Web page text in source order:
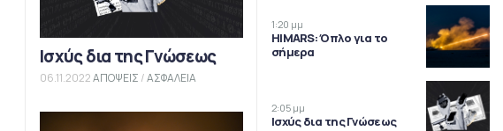
Ισχύς δια της Γνώσεως
06.11.2022ΑΠΟΨΕΙΣ /ΑΣΦΑΛΕΙΑ
1:20 μμ
HIMARS: Όπλο για το
σήμερα
2:05 μμ
Ισχύς δια της Γνώσεως